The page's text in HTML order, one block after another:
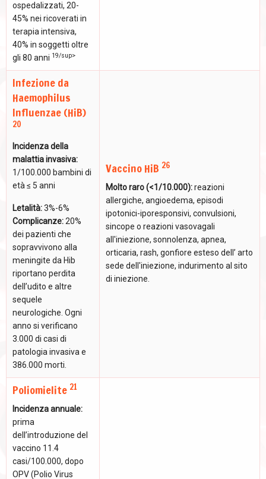
ospedalizzati, 20-
45% nei ricoverati in
terapia intensiva,
40% in soggetti oltre
gli 80 anni 19/sup>
Infezione da
Haemophilus
Influenzae (HiB)
20
Incidenza della
malattia invasiva:
1/100.000 bambini di
età ≤ 5 anni
Letalità:3%-6%
Complicanze:20%
dei pazienti che
sopravvivono alla
meningite da Hib
riportano perdita
dell’udito e altre
sequele
neurologiche. Ogni
anno si verificano
3.000 di casi di
patologia invasiva e
386.000 morti.
Vaccino HiB 26
Molto raro (<1/10.000):reazioni
allergiche, angioedema, episodi
ipotonici-iporesponsivi, convulsioni,
sincope o reazioni vasovagali
all'iniezione, sonnolenza, apnea,
orticaria, rash, gonfiore esteso dell’ arto
sede dell'iniezione, indurimento al sito
di iniezione.
Poliomielite 21
Incidenza annuale:
prima
dell’introduzione del
vaccino 11.4
casi/100.000, dopo
OPV (Polio Virus